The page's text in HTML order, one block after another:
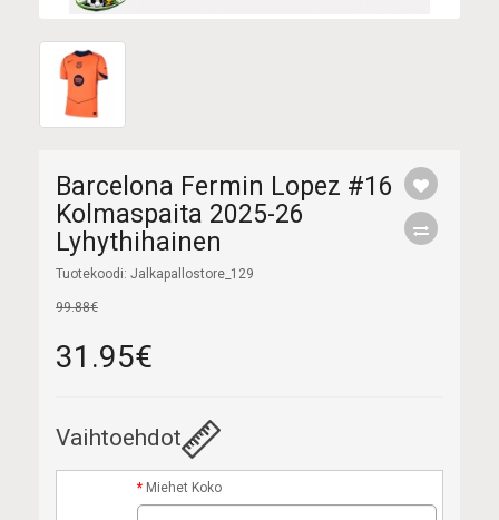
Barcelona Fermin Lopez #16
Kolmaspaita 2025-26
Lyhythihainen
Tuotekoodi: Jalkapallostore_129
99.88€
31.95€
Vaihtoehdot
Miehet Koko